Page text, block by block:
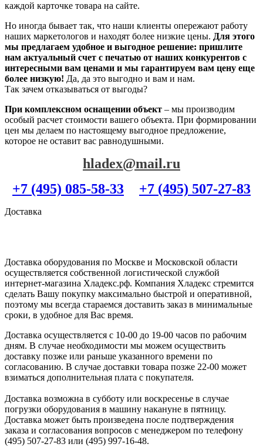
каждой карточке товара на сайте.
Но иногда бывает так, что наши клиенты опережают работу
наших маркетологов и находят более низкие цены. Для этого
мы предлагаем удобное и выгодное решение: пришлите
нам актуальный счет с печатью от наших конкурентов с
интересными вам ценами и мы гарантируем вам цену еще
более низкую! Да, да это выгодно и вам и нам.
Так зачем отказываться от выгоды?
При комплексном оснащении объект – мы производим
особый расчет стоимости вашего объекта. При формировании
цен мы делаем по настоящему выгодное предложение,
которое не оставит вас равнодушными.
hladex@mail.ru
+7 (495) 085-58-33
+7 (495) 507-27-83
Доставка
Доставка оборудования по Москве и Московской области
осуществляется собственной логистической службой
интернет-магазина Хладекс.рф. Компания Хладекс стремится
сделать Вашу покупку максимально быстрой и оперативной,
поэтому мы всегда стараемся доставить заказ в минимальные
сроки, в удобное для Вас время.
Доставка осуществляется с 10-00 до 19-00 часов по рабочим
дням. В случае необходимости мы можем осуществить
доставку позже или раньше указанного времени по
согласованию. В случае доставки товара позже 22-00 может
взиматься дополнительная плата с покупателя.
Доставка возможна в субботу или воскресенье в случае
погрузки оборудования в машину накануне в пятницу.
Доставка может быть произведена после подтверждения
заказа и согласования вопросов с менеджером по телефону
(495) 507-27-83 или (495) 997-16-48.